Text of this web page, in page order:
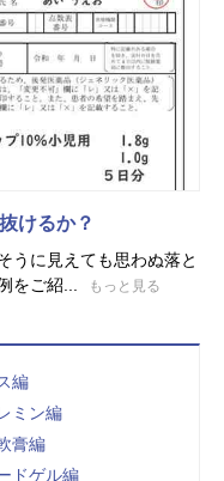
けるか？
うに見えても思わぬ落と
をご紹...
もっと見る
編
ミン編
膏編
ドゲル編